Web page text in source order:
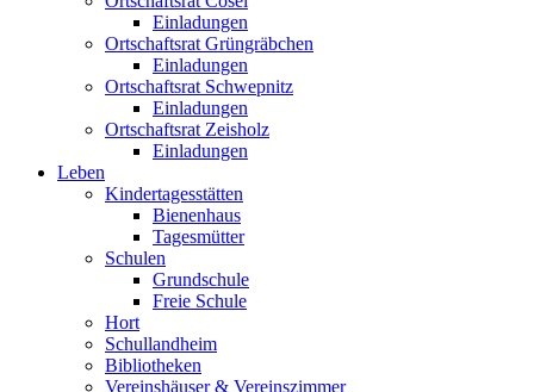
Einladungen
Ortschaftsrat Grüngräbchen
Einladungen
Ortschaftsrat Schwepnitz
Einladungen
Ortschaftsrat Zeisholz
Einladungen
Leben
Kindertagesstätten
Bienenhaus
Tagesmütter
Schulen
Grundschule
Freie Schule
Hort
Schullandheim
Bibliotheken
Vereinshäuser & Vereinszimmer